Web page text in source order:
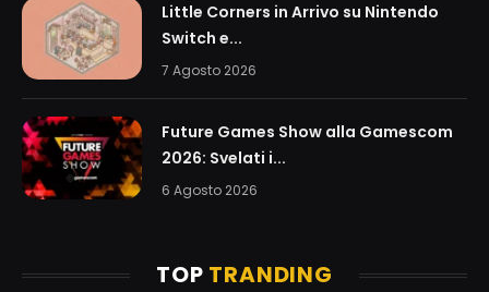
Little Corners in Arrivo su Nintendo
Switch e...
7 Agosto 2026
Future Games Show alla Gamescom
2026: Svelati i...
6 Agosto 2026
TOP TRANDING